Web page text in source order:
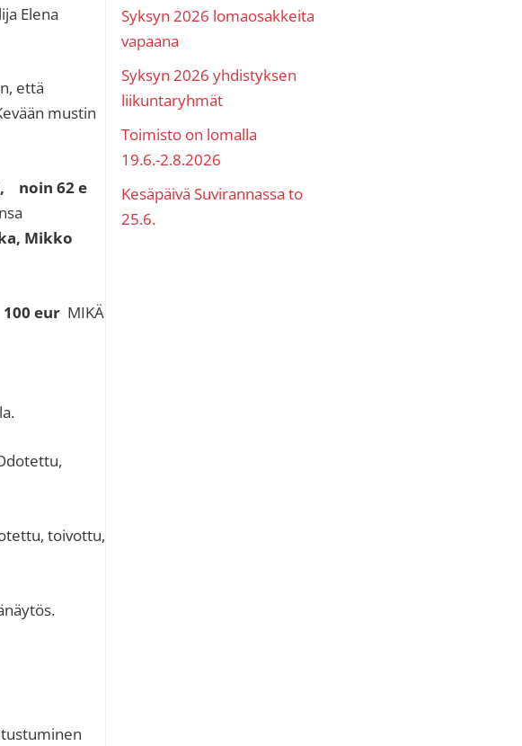
Elena
että
mustin
noin 62 e
Mikko
eur MIKÄ
toivottu,
Syksyn 2026 lomaosakkeita
vapaana
Syksyn 2026 yhdistyksen
liikuntaryhmät
Toimisto on lomalla
19.6.-2.8.2026
Kesäpäivä Suvirannassa to
25.6.